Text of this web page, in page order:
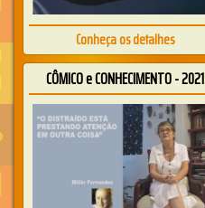
Conheça os detalhes
CÔMICO e CONHECIMENTO - 2021